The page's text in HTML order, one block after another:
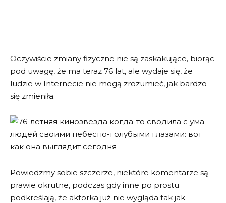
Oczywiście zmiany fizyczne nie są zaskakujące, biorąc
pod uwagę, że ma teraz 76 lat, ale wydaje się, że
ludzie w Internecie nie mogą zrozumieć, jak bardzo
się zmieniła.
Powiedzmy sobie szczerze, niektóre komentarze są
prawie okrutne, podczas gdy inne po prostu
podkreślają, że aktorka już nie wygląda tak jak